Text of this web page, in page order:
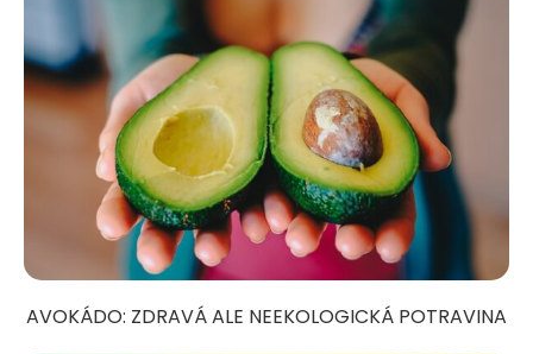
AVOKÁDO: ZDRAVÁ ALE NEEKOLOGICKÁ POTRAVINA